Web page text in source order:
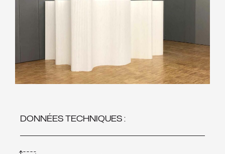
DONNÉES TECHNIQUES :